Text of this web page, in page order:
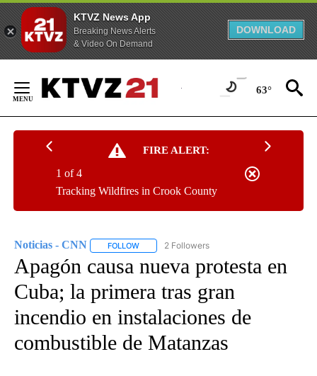
KTVZ News App
Breaking News Alerts
& Video On Demand
DOWNLOAD
Content
63°
FIRE ALERT:
Tracking Wildfires in Crook County
1 of 4
Noticias - CNN FOLLOW FOLLOW "NOTICIAS - CNN" TO RECEIVE
2 Followers
Apagón causa nueva protesta en
Cuba; la primera tras gran
incendio en instalaciones de
combustible de Matanzas